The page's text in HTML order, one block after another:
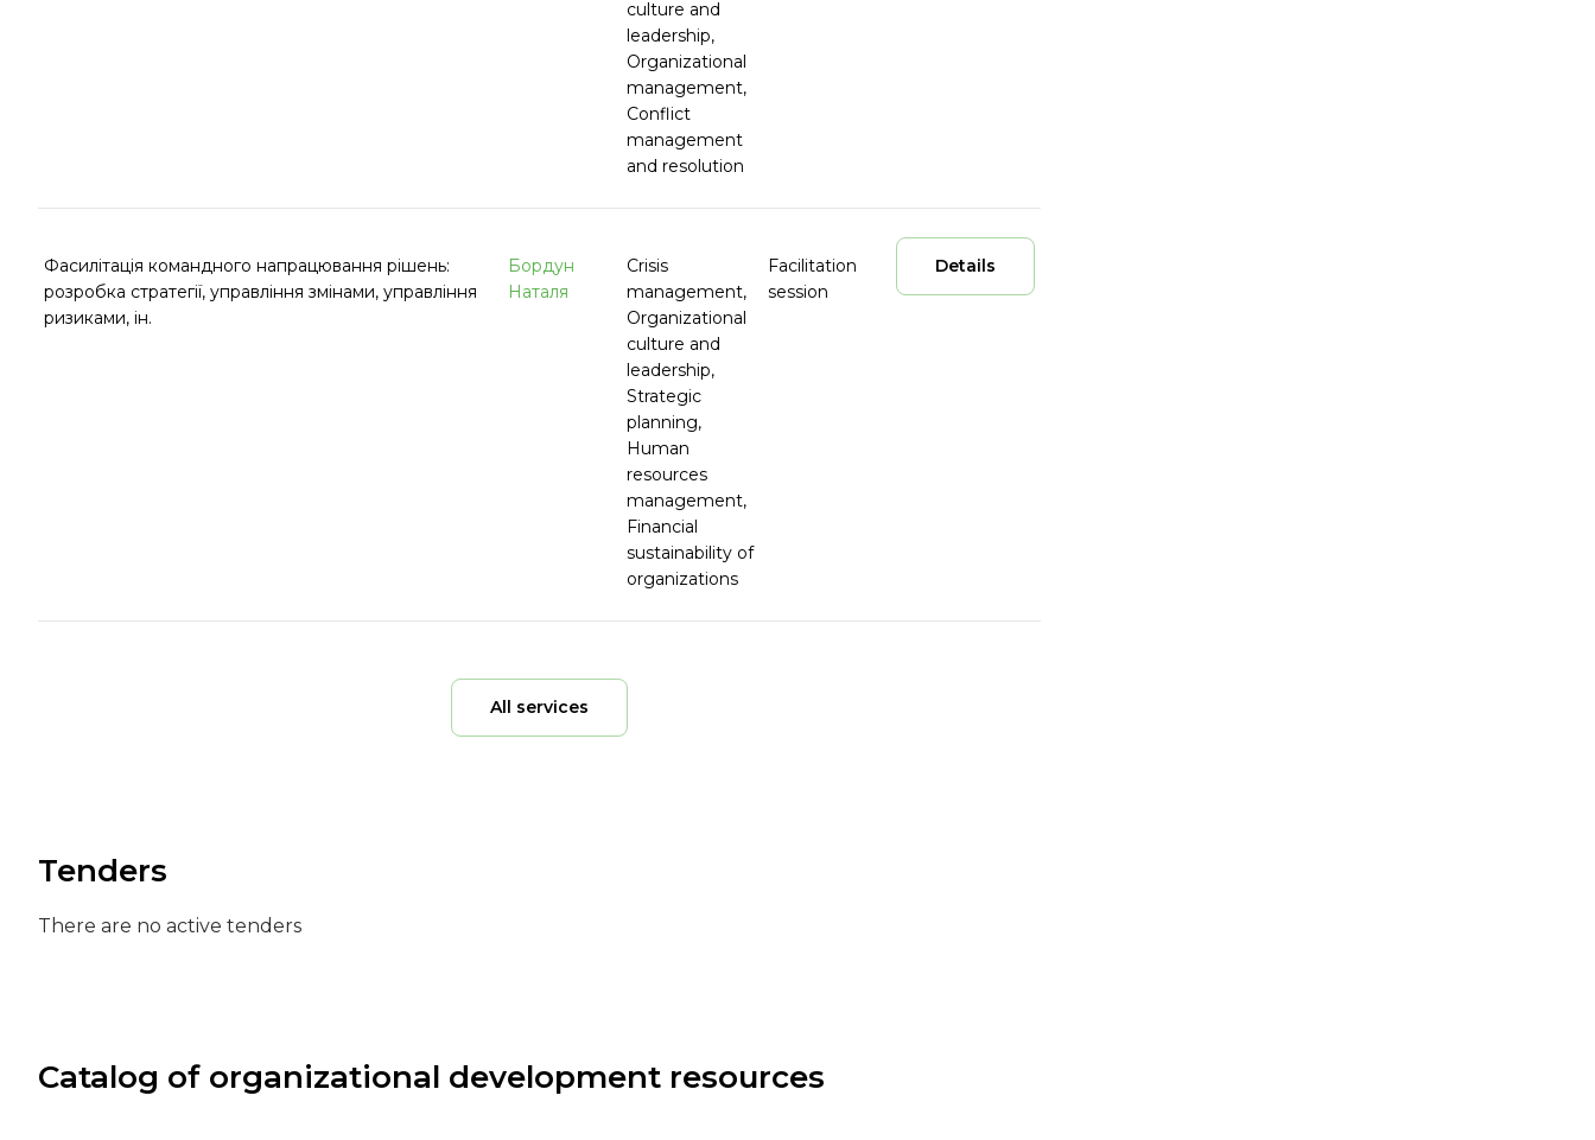
culture and
leadership,
Organizational
management,
Conflict
management
and resolution
Фасилітація командного напрацювання рішень:
розробка стратегії, управління змінами, управління
ризиками, ін.
Бордун
Наталя
Crisis
management,
Organizational
culture and
leadership,
Strategic
planning,
Human
resources
management,
Financial
sustainability of
organizations
Facilitation
session
Details
All services
Tenders
There are no active tenders
Catalog of organizational development resources